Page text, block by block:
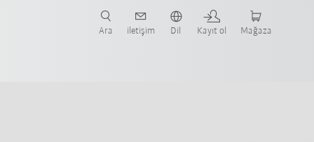
Ara iletişim Dil Kayıt ol Mağaza